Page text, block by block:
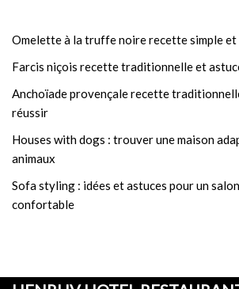
Omelette à la truffe noire recette simple et
Farcis niçois recette traditionnelle et
Anchoïade provençale recette
réussir
Houses with dogs : trouver une maison
animaux
Sofa styling : idées et astuces pour un
confortable